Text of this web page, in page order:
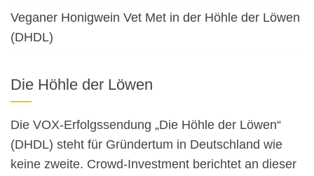
Veganer Honigwein Vet Met in der Höhle der Löwen
(DHDL)
Die Höhle der Löwen
Die VOX-Erfolgssendung „Die Höhle der Löwen“
(DHDL) steht für Gründertum in Deutschland wie
keine zweite. Crowd-Investment berichtet an dieser